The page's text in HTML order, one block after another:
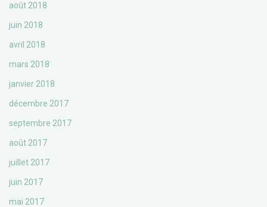
août 2018
juin 2018
avril 2018
mars 2018
janvier 2018
décembre 2017
septembre 2017
août 2017
juillet 2017
juin 2017
mai 2017